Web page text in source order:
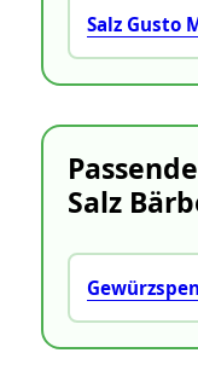
Salz Gusto
Salz